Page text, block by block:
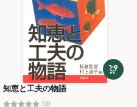
ベストセラー
アルファベット順, A-
Z
アルファベット順, Z-
A
知恵と工夫の物語
(0)